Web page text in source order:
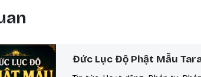
Đức Lục Độ Phật Mẫu